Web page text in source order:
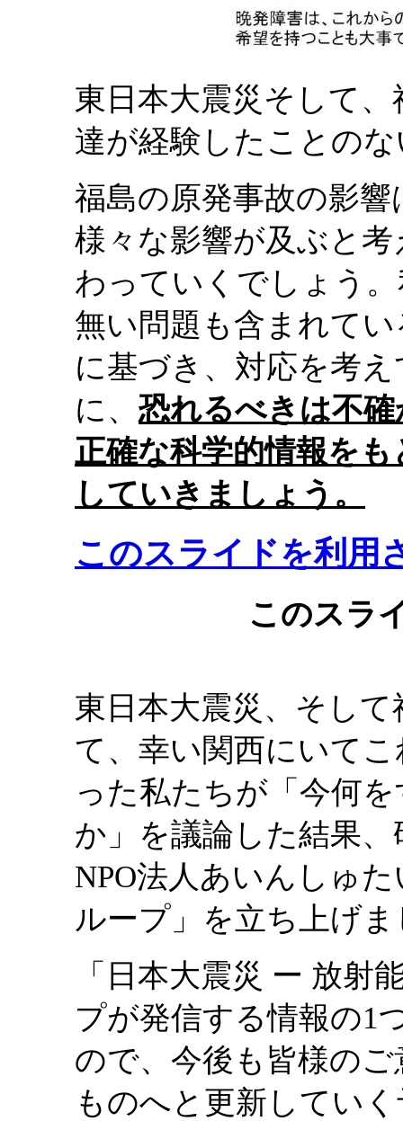
東日本大震災そして
達が経験したことの
福島の原発事故の影
様々な影響が及ぶと
わっていくでしょう
無い問題も含まれて
に基づき、対応を考
に、 恐れるべきは不
正確な科学的情報を
していきましょう。
このスライドを利用
このスラ
東日本大震災、そし
て、幸い関西にいて
った私たちが「今何
か」を議論した結果
NPO法人あいんしゅ
ループ」を立ち上げ
「日本大震災 ー 放射
プが発信する情報の1
ので、今後も皆様の
ものへと更新してい